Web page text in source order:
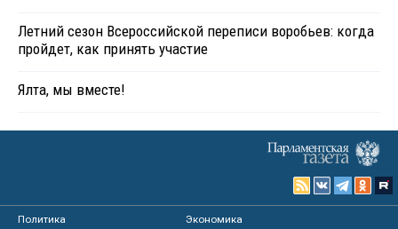
Летний сезон Всероссийской переписи воробьев: когда
пройдет, как принять участие
Ялта, мы вместе!
Политика
Экономика